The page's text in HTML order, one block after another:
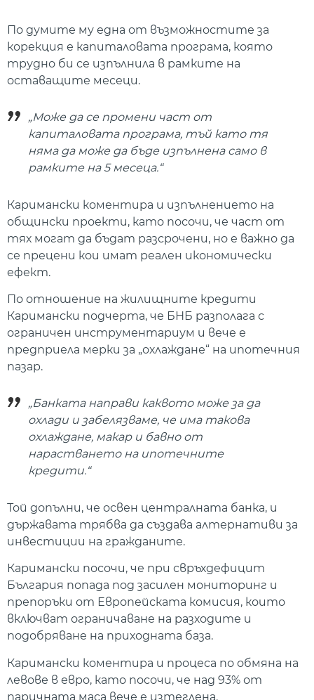
По думите му една от възможностите за
корекция е капиталовата програма, която
трудно би се изпълнила в рамките на
оставащите месеци.
„Може да се промени част от
капиталовата програма, тъй като тя
няма да може да бъде изпълнена само в
рамките на 5 месеца.“
Каримански коментира и изпълнението на
общински проекти, като посочи, че част от
тях могат да бъдат разсрочени, но е важно да
се прецени кои имат реален икономически
ефект.
По отношение на жилищните кредити
Каримански подчерта, че БНБ разполага с
ограничен инструментариум и вече е
предприела мерки за „охлаждане“ на ипотечния
пазар.
„Банката направи каквото може за да
охлади и забелязваме, че има такова
охлаждане, макар и бавно от
нарастването на ипотечните
кредити.“
Той допълни, че освен централната банка, и
държавата трябва да създава алтернативи за
инвестиции на гражданите.
Каримански посочи, че при свръхдефицит
България попада под засилен мониторинг и
препоръки от Европейската комисия, които
включват ограничаване на разходите и
подобряване на приходната база.
Каримански коментира и процеса по обмяна на
левове в евро, като посочи, че над 93% от
паричната маса вече е изтеглена.